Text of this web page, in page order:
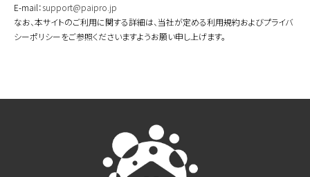
E-mail：support@paipro.jp
なお、本サイトのご利用に関する詳細は、当社が定める利用規約およびプライバ
シーポリシーをご参照くださいますようお願い申し上げます。